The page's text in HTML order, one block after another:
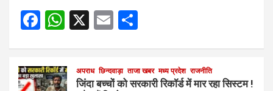
F
b
W
s
X
E
e
अपराध छिन्दवाड़ा ताजा खबर मध्य प्रदेश राजनीति
जिंदा बच्चों को सरकारी रिकॉर्ड में मार रहा सिस्टम !